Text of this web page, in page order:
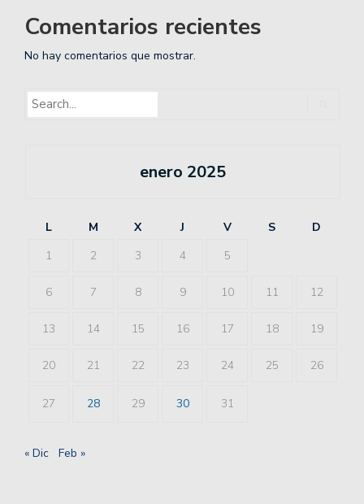
Comentarios recientes
No hay comentarios que mostrar.
enero 2025
L M X J V S
D
1
2 3 4 5
6 7 8 9 10 11 12
13 14 15 16 17 18 19
20 21 22 23 24 25 26
27 28 29 30 31
« Dic Feb »